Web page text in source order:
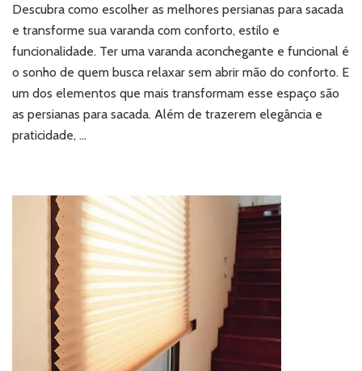
sacada:
como
o
modelo
ideal
para
sua
Descubra como escolher as melhores persianas para sacada
e transforme sua varanda com conforto, estilo e
funcionalidade. Ter uma varanda aconchegante e funcional é
o sonho de quem busca relaxar sem abrir mão do conforto. E
um dos elementos que mais transformam esse espaço são
as persianas para sacada. Além de trazerem elegância e
praticidade, …